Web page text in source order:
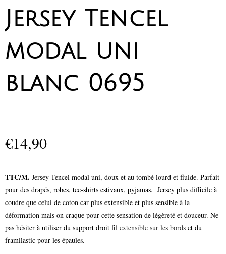
Jersey Tencel
modal uni
blanc 0695
€14,90
TTC/M. Jersey Tencel modal uni, doux et au tombé lourd et fluide. Parfait
pour des drapés, robes, tee-shirts estivaux, pyjamas. Jersey plus difficile à
coudre que celui de coton car plus extensible et plus sensible à la
déformation mais on craque pour cette sensation de légèreté et douceur. Ne
pas hésiter à utiliser du support droit fil extensible sur les bords et du
framilastic pour les épaules.